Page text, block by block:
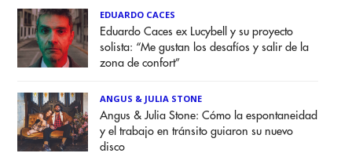
EDUARDO CACES
Eduardo Caces ex Lucybell y su proyecto
solista: “Me gustan los desafíos y salir de la
zona de confort”
ANGUS & JULIA STONE
Angus & Julia Stone: Cómo la espontaneidad
y el trabajo en tránsito guiaron su nuevo
disco